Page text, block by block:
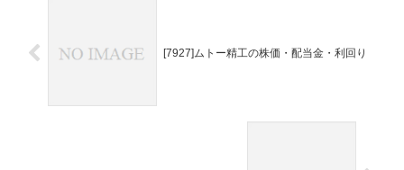
[7927]ムトー精工の株価・配当金・利回り